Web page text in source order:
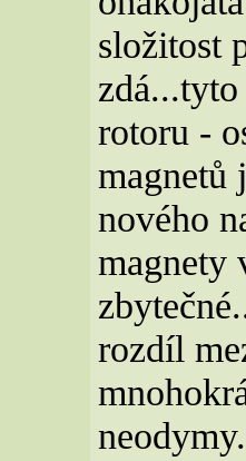
složitost
rotoru -
magnetů
nového
magnety
rozdíl